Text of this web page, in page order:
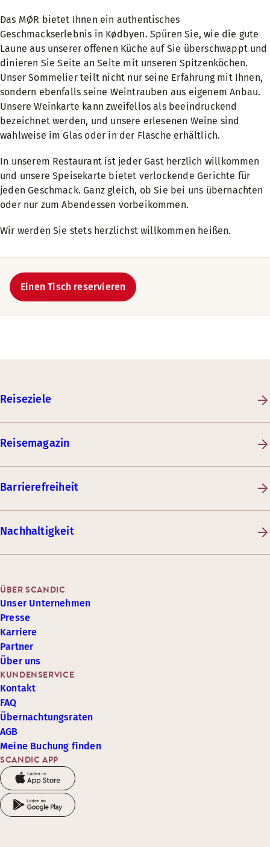
Das MØR bietet Ihnen ein authentisches
Geschmackserlebnis in Kødbyen. Spüren Sie, wie die gute
Laune aus unserer offenen Küche auf Sie überschwappt und
dinieren Sie Seite an Seite mit unseren Spitzenköchen.
Unser Sommelier teilt nicht nur seine Erfahrung mit Ihnen,
sondern ebenfalls seine Weintrauben aus eigenem Anbau.
Unsere Weinkarte kann zweifellos als beeindruckend
bezeichnet werden, und unsere erlesenen Weine sind
wahlweise im Glas oder in der Flasche erhältlich.
In unserem Restaurant ist jeder Gast herzlich willkommen
und unsere Speisekarte bietet verlockende Gerichte für
jeden Geschmack. Ganz gleich, ob Sie bei uns übernachten
oder nur zum Abendessen vorbeikommen.
Wir werden Sie stets herzlichst willkommen heißen.
Einen Tisch reservieren
Reiseziele
Reisemagazin
Barrierefreiheit
Nachhaltigkeit
SCANDIC APP
KUNDENSERVICE
Kontakt
FAQ
Übernachtungsraten
AGB
Meine Buchung finden
ÜBER SCANDIC
Unser Unternehmen
Presse
Karriere
Partner
Über uns